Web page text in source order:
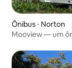
Ônibus ⋅ Norton
Mooview — um